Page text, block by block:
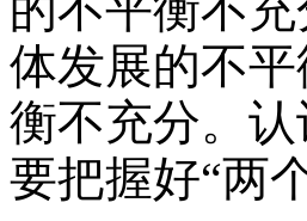
体发展的不
衡不充分。
要把握好“两